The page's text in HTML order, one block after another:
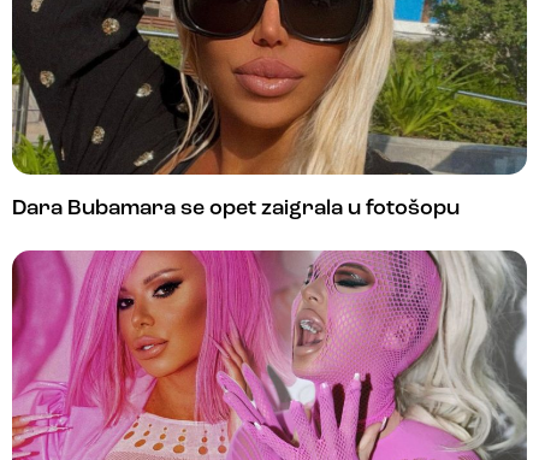
Dara Bubamara se opet zaigrala u fotošopu